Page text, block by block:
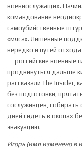
военнослужащих.
командование
самоубийственные
«мяса». Лишенные
нередко и путей
— российские военные
продвинуться дальше
рассказали The Insider,
без подготовки,
сослуживцев, собирать
дней сидеть в окопах
эвакуацию.
Игорь (имя изменено в